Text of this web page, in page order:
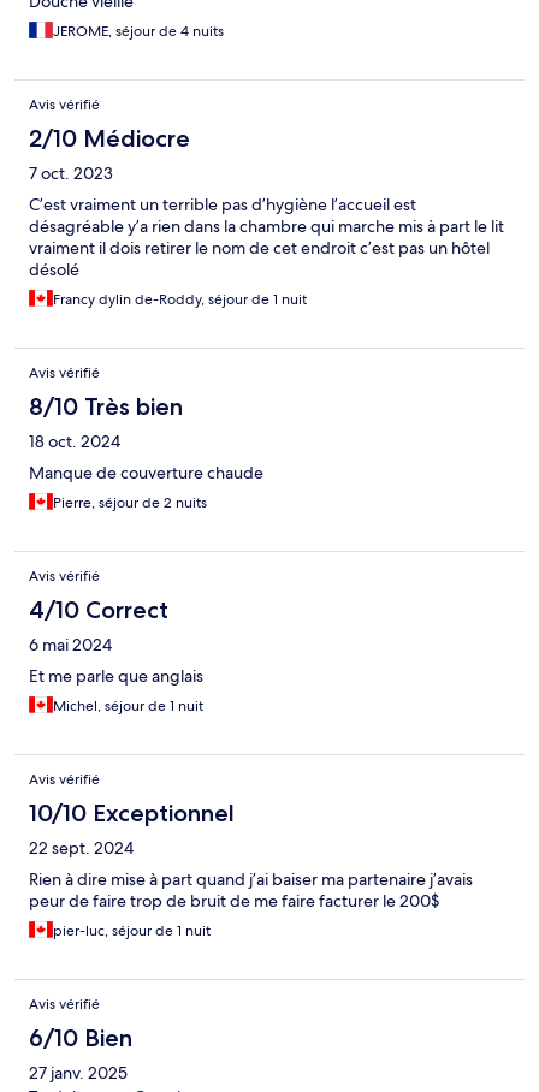
JEROME, séjour de 4 nuits
Avis vérifié
2/10 Médiocre
7 oct. 2023
C’est vraiment un terrible pas d’hygiène l’accueil est
désagréable y’a rien dans la chambre qui marche mis à part le lit
vraiment il dois retirer le nom de cet endroit c’est pas un hôtel
désolé
Francy dylin de-Roddy, séjour de 1 nuit
Avis vérifié
8/10 Très bien
18 oct. 2024
Manque de couverture chaude
Pierre, séjour de 2 nuits
Avis vérifié
4/10 Correct
6 mai 2024
Et me parle que anglais
Michel, séjour de 1 nuit
Avis vérifié
10/10 Exceptionnel
22 sept. 2024
Rien à dire mise à part quand j’ai baiser ma partenaire j’avais
peur de faire trop de bruit de me faire facturer le 200$
pier-luc, séjour de 1 nuit
Avis vérifié
6/10 Bien
27 janv. 2025